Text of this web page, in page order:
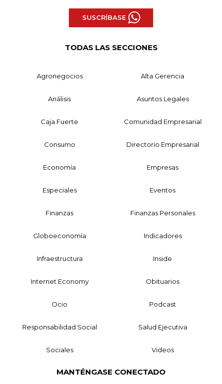
SUSCRÍBASE
TODAS LAS SECCIONES
Agronegocios Alta Gerencia
Análisis Asuntos Legales
Caja Fuerte Comunidad Empresarial
Consumo Directorio Empresarial
Economía Empresas
Especiales Eventos
Finanzas Finanzas Personales
Globoeconomía Indicadores
Infraestructura Inside
Internet Economy Obituarios
Ocio Podcast
Responsabilidad Social Salud Ejecutiva
Sociales Videos
MANTÉNGASE CONECTADO